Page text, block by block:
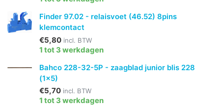
Finder 97.02 - relaisvoet (46.52) 8pins
klemcontact
€5,80 incl. BTW
1 tot 3 werkdagen
Bahco 228-32-5P - zaagblad junior blis 228
(1x5)
€5,70 incl. BTW
1 tot 3 werkdagen